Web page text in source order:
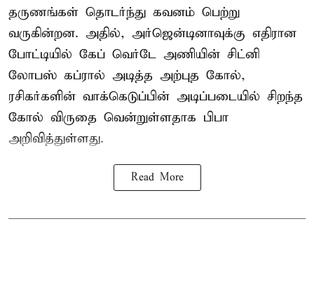
தருணங்கள் தொடர்ந்து கவனம் பெற்று
வருகின்றன. அதில், அர்ஜென்டினாவுக்கு எதிரான
போட்டியில் கேப் வெர்டே அணியின் சிட்னி
லோபஸ் கப்ரால் அடித்த அற்புத கோல்,
ரசிகர்களின் வாக்கெடுப்பின் அடிப்படையில் சிறந்த
கோல் விருதை வென்றுள்ளதாக பிபா
அறிவித்துள்ளது.
Read More